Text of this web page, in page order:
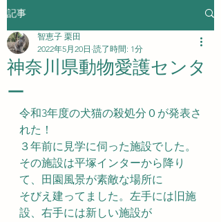
記事
神奈川県動物愛護センタ
ー
智恵子 栗田
2022年5月20日 読了時間: 1分
令和3年度の犬猫の殺処分０が発表さ
れた！
３年前に見学に伺った施設でした。
その施設は平塚インターから降り
て、田園風景が素敵な場所に
そびえ建ってました。左手には旧施
設、右手には新しい施設が